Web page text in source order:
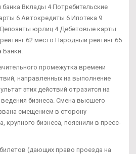
банка Вклады 4 Потребительские
6 Автокредиты 6 Ипотека 9
юрлиц 4 Дебетовые карты
62 место Народный рейтинг 65
промежутка времени
направленных на выполнение
этих действий отразится на
бизнеса. Смена высшего
смещением в сторону
крупного бизнеса, пояснили в пресс-
(дающих право проезда на